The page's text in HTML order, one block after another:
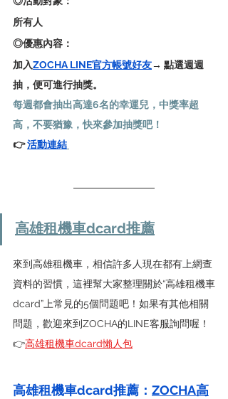
所有人
◎優惠內容：
加入ZOCHA LINE官方帳號好友→ 點選週週
抽，便可進行抽獎。
​每週都會抽出高達6名的幸運兒，中獎率超
高，不要猶豫，快來參加抽獎吧​！
👉 活動連結
高雄租機車dcard推薦
來到高雄租機車，相信許多人現在都有上網查
資料的習慣，這裡幫大家整理關於“高雄租機車
dcard”上常見的5個問題吧！如果有其他相關
問題，歡迎來到ZOCHA的LINE客服詢問喔！
👉高雄租機車dcard懶人包
高雄租機車dcard推薦： ZOCHA高